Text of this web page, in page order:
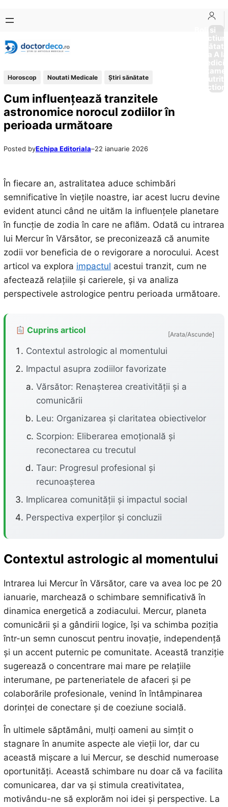
conținut
content
Boli si
Afectiuni
Sănătate
de la A
Horoscop Noutati Medicale Ştiri sănătate
Cum influențează tranzitele
astronomice norocul zodiilor în
perioada următoare
Posted byEchipa Editoriala–22 ianuarie 2026
În fiecare an, astralitatea aduce schimbări
semnificative în viețile noastre, iar acest lucru devine
evident atunci când ne uităm la influențele planetare
în funcție de zodia în care ne aflăm. Odată cu intrarea
lui Mercur în Vărsător, se preconizează că anumite
zodii vor beneficia de o revigorare a norocului. Acest
articol va explora impactul acestui tranzit, cum ne
afectează relațiile și carierele, și va analiza
perspectivele astrologice pentru perioada următoare.
Cuprins articol [Arata/Ascunde]
Contextul astrologic al momentului
Impactul asupra zodiilor favorizate
Vărsător: Renașterea creativității și a
comunicării
Leu: Organizarea și claritatea obiectivelor
Scorpion: Eliberarea emoțională și
reconectarea cu trecutul
Taur: Progresul profesional și
recunoașterea
Implicarea comunității și impactul social
Perspectiva experților și concluzii
Contextul astrologic al momentului
Intrarea lui Mercur în Vărsător, care va avea loc pe 20
ianuarie, marchează o schimbare semnificativă în
dinamica energetică a zodiacului. Mercur, planeta
comunicării și a gândirii logice, își va schimba poziția
într-un semn cunoscut pentru inovație, independență
și un accent puternic pe comunitate. Această tranziție
sugerează o concentrare mai mare pe relațiile
interumane, pe parteneriatele de afaceri și pe
colaborările profesionale, venind în întâmpinarea
dorinței de conectare și de coeziune socială.
În ultimele săptămâni, mulți oameni au simțit o
stagnare în anumite aspecte ale vieții lor, dar cu
această mișcare a lui Mercur, se deschid numeroase
oportunități. Această schimbare nu doar că va facilita
comunicarea, dar va și stimula creativitatea,
motivându-ne să explorăm noi idei și perspective. La